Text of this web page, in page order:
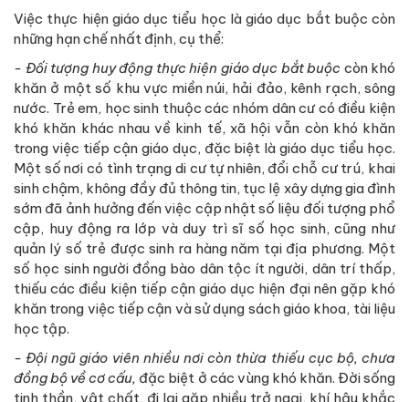
Việc thực hiện giáo dục tiểu học là giáo dục bắt buộc còn
những hạn chế nhất định, cụ thể:
- Đối tượng huy động thực hiện giáo dục bắt buộc còn khó
khăn ở một số khu vực miền núi, hải đảo, kênh rạch, sông
nước. Trẻ em, học sinh thuộc các nhóm dân cư có điều kiện
khó khăn khác nhau về kinh tế, xã hội vẫn còn khó khăn
trong việc tiếp cận giáo dục, đặc biệt là giáo dục tiểu học.
Một số nơi có tình trạng di cư tự nhiên, đổi chỗ cư trú, khai
sinh chậm, không đầy đủ thông tin, tục lệ xây dựng gia đình
sớm đã ảnh hưởng đến việc cập nhật số liệu đối tượng phổ
cập, huy động ra lớp và duy trì sĩ số học sinh, cũng như
quản lý số trẻ được sinh ra hàng năm tại địa phương. Một
số học sinh người đồng bào dân tộc ít người, dân trí thấp,
thiếu các điều kiện tiếp cận giáo dục hiện đại nên gặp khó
khăn trong việc tiếp cận và sử dụng sách giáo khoa, tài liệu
học tập.
- Đội ngũ giáo viên nhiều nơi còn thừa thiếu cục bộ, chưa
đồng bộ về cơ cấu, đặc biệt ở các vùng khó khăn. Đời sống
tinh thần, vật chất, đi lại gặp nhiều trở ngại, khí hậu khắc